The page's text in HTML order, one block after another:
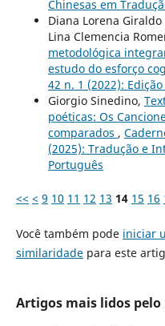
Chinesas em
Diana Lorena
Lina Clemencia
metodológica
estudo do esforço
42 n. 1 (2022):
Giorgio Sinedino,
poéticas: Os
comparados ,
(2025): Tradução e
Português
<< < 9 10 11 12 13 14 15 16
Você também pode iniciar
similaridadepara este
Artigos mais lidos